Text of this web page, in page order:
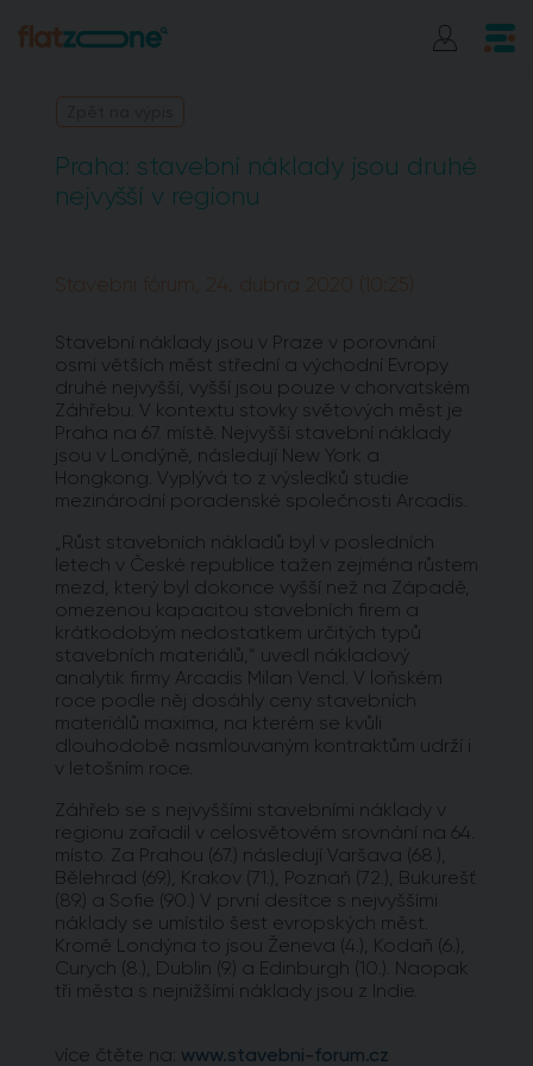
Praha: stavební náklady jsou druhé
nejvyšší v regionu
Stavebni fórum, 24. dubna 2020 (10:25)
Stavební náklady jsou v Praze v porovnání
osmi větších měst střední a východní Evropy
druhé nejvyšší, vyšší jsou pouze v chorvatském
Záhřebu. V kontextu stovky světových měst je
Praha na 67. místě. Nejvyšší stavební náklady
jsou v Londýně, následují New York a
Hongkong. Vyplývá to z výsledků studie
mezinárodní poradenské společnosti Arcadis.
„Růst stavebních nákladů byl v posledních
letech v České republice tažen zejména růstem
mezd, který byl dokonce vyšší než na Západě,
omezenou kapacitou stavebních firem a
krátkodobým nedostatkem určitých typů
stavebních materiálů,“ uvedl nákladový
analytik firmy Arcadis Milan Vencl. V loňském
roce podle něj dosáhly ceny stavebních
materiálů maxima, na kterém se kvůli
dlouhodobě nasmlouvaným kontraktům udrží i
v letošním roce.
Záhřeb se s nejvyššími stavebními náklady v
regionu zařadil v celosvětovém srovnání na 64.
místo. Za Prahou (67.) následují Varšava (68.),
Bělehrad (69.), Krakov (71.), Poznaň (72.), Bukurešť
(89.) a Sofie (90.) V první desítce s nejvyššími
náklady se umístilo šest evropských měst.
Kromě Londýna to jsou Ženeva (4.), Kodaň (6.),
Curych (8.), Dublin (9.) a Edinburgh (10.). Naopak
tři města s nejnižšími náklady jsou z Indie.
více čtěte na: www.stavebni-forum.cz